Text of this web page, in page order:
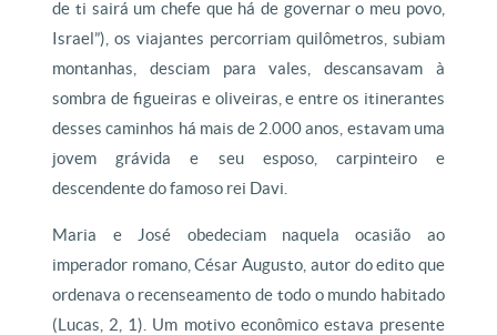
de ti sairá um chefe que há de governar o meu povo,
Israel”), os viajantes percorriam quilômetros, subiam
montanhas, desciam para vales, descansavam à
sombra de figueiras e oliveiras, e entre os itinerantes
desses caminhos há mais de 2.000 anos, estavam uma
jovem grávida e seu esposo, carpinteiro e
descendente do famoso rei Davi.
Maria e José obedeciam naquela ocasião ao
imperador romano, César Augusto, autor do edito que
ordenava o recenseamento de todo o mundo habitado
(Lucas, 2, 1). Um motivo econômico estava presente